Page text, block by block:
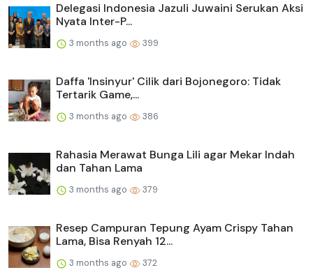
Delegasi Indonesia Jazuli Juwaini Serukan Aksi
Nyata Inter-P...
3 months ago 399
Daffa 'Insinyur' Cilik dari Bojonegoro: Tidak
Tertarik Game,...
3 months ago 386
Rahasia Merawat Bunga Lili agar Mekar Indah
dan Tahan Lama
3 months ago 379
Resep Campuran Tepung Ayam Crispy Tahan
Lama, Bisa Renyah 12...
3 months ago 372